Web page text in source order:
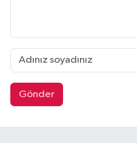
Gönder